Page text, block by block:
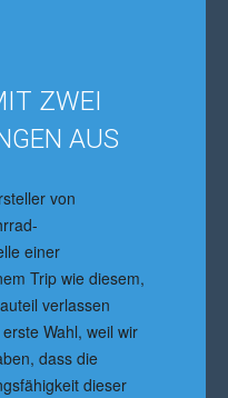
ZWEI
AUS
von
einer
Trip wie diesem,
verlassen
Wahl, weil wir
dass die
dieser